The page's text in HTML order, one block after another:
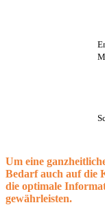
Um eine
Bedarf auch auf die
die optimale
gewährleisten.